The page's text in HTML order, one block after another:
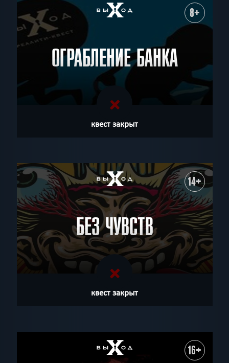
8+
ОГРАБЛЕНИЕ БАНКА
квест закрыт
14+
БЕЗ ЧУВСТВ
квест закрыт
16+